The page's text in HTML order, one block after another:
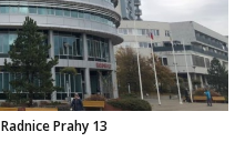
Radnice Prahy 13